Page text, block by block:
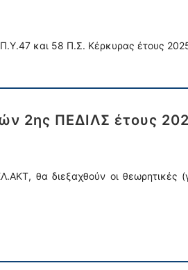
Π.Υ.47 και 58 Π.Σ. Κέρκυρας έτους
2ης ΠΕΔΙΛΣ έτους
θα διεξαχθούν οι θεωρητικές